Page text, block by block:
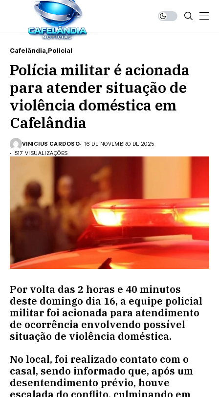
Cafelândia Policial
Polícia militar é acionada
para atender situação de
violência doméstica em
Cafelândia
VINICIUS CARDOSO
16 DE NOVEMBRO DE 2025
517 VISUALIZAÇÕES
Por volta das 2 horas e 40 minutos
deste domingo dia 16, a equipe policial
militar foi acionada para atendimento
de ocorrência envolvendo possível
situação de violência doméstica.
No local, foi realizado contato com o
casal, sendo informado que, após um
desentendimento prévio, houve